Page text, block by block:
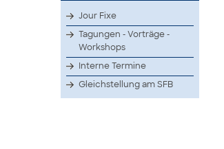
Jour Fixe
Tagungen - Vorträge -
Workshops
Interne Termine
Gleichstellung am SFB